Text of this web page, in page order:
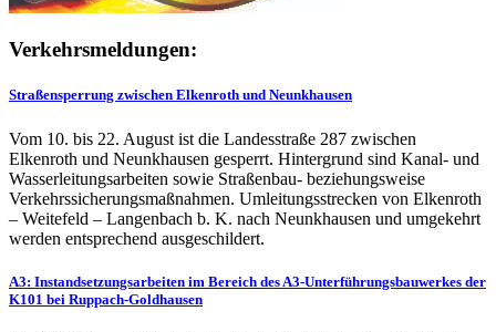
Verkehrsmeldungen:
Straßensperrung zwischen Elkenroth und Neunkhausen
Vom 10. bis 22. August ist die Landesstraße 287 zwischen
Elkenroth und Neunkhausen gesperrt. Hintergrund sind Kanal- und
Wasserleitungsarbeiten sowie Straßenbau- beziehungsweise
Verkehrssicherungsmaßnahmen. Umleitungsstrecken von Elkenroth
– Weitefeld – Langenbach b. K. nach Neunkhausen und umgekehrt
werden entsprechend ausgeschildert.
A3: Instandsetzungsarbeiten im Bereich des A3-Unterführungsbauwerkes der
K101 bei Ruppach-Goldhausen